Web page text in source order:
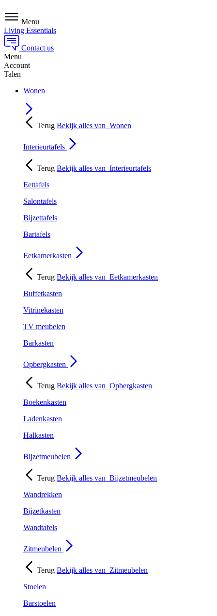
Menu
Living Essentials
Contact us
Menu
Account
Talen
Wonen
Terug Bekijk alles van Wonen
Interieurtafels
Terug Bekijk alles van Interieurtafels
Eettafels
Salontafels
Bijzettafels
Bartafels
Eetkamerkasten
Terug Bekijk alles van Eetkamerkasten
Buffetkasten
Vitrinekasten
TV meubelen
Barkasten
Opbergkasten
Terug Bekijk alles van Opbergkasten
Boekenkasten
Ladenkasten
Halkasten
Bijzetmeubelen
Terug Bekijk alles van Bijzetmeubelen
Wandrekken
Bijzetkasten
Wandtafels
Zitmeubelen
Terug Bekijk alles van Zitmeubelen
Stoelen
Barstoelen